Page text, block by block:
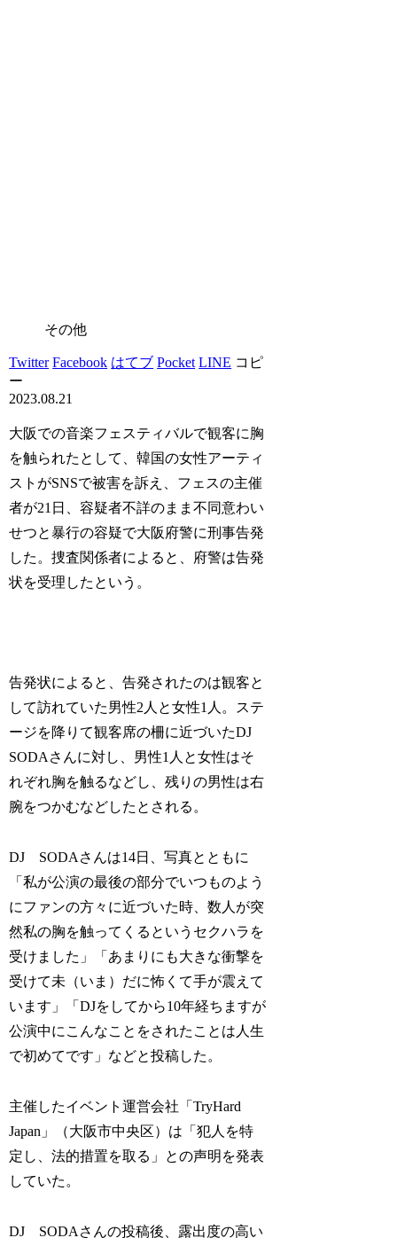
その他
Twitter Facebook はてブ Pocket LINE コピ
ー
2023.08.21
大阪での音楽フェスティバルで観客に胸
を触られたとして、韓国の女性アーティ
ストがSNSで被害を訴え、フェスの主催
者が21日、容疑者不詳のまま不同意わい
せつと暴行の容疑で大阪府警に刑事告発
した。捜査関係者によると、府警は告発
状を受理したという。
告発状によると、告発されたのは観客と
して訪れていた男性2人と女性1人。ステ
ージを降りて観客席の柵に近づいたDJ
SODAさんに対し、男性1人と女性はそ
れぞれ胸を触るなどし、残りの男性は右
腕をつかむなどしたとされる。
DJ SODAさんは14日、写真とともに
「私が公演の最後の部分でいつものよう
にファンの方々に近づいた時、数人が突
然私の胸を触ってくるというセクハラを
受けました」「あまりにも大きな衝撃を
受けて未（いま）だに怖くて手が震えて
います」「DJをしてから10年経ちますが
公演中にこんなことをされたことは人生
で初めてです」などと投稿した。
主催したイベント運営会社「TryHard
Japan」（大阪市中央区）は「犯人を特
定し、法的措置を取る」との声明を発表
していた。
DJ SODAさんの投稿後、露出度の高い